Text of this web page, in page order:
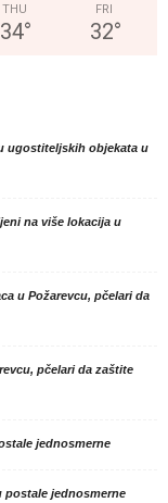
THU
34°
FRI
32°
ugostiteljskih objekata u
na više lokacija u
u Požarevcu, pčelari da
pčelari da zaštite
jednosmerne
postale jednosmerne